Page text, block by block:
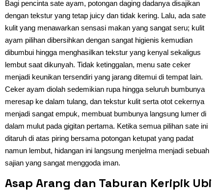
Bagi pencinta sate ayam, potongan daging dadanya disajikan
dengan tekstur yang tetap juicy dan tidak kering. Lalu, ada sate
kulit yang menawarkan sensasi makan yang sangat seru; kulit
ayam pilihan dibersihkan dengan sangat higienis kemudian
dibumbui hingga menghasilkan tekstur yang kenyal sekaligus
lembut saat dikunyah. Tidak ketinggalan, menu sate ceker
menjadi keunikan tersendiri yang jarang ditemui di tempat lain.
Ceker ayam diolah sedemikian rupa hingga seluruh bumbunya
meresap ke dalam tulang, dan tekstur kulit serta otot cekernya
menjadi sangat empuk, membuat bumbunya langsung lumer di
dalam mulut pada gigitan pertama. Ketika semua pilihan sate ini
ditaruh di atas piring bersama potongan ketupat yang padat
namun lembut, hidangan ini langsung menjelma menjadi sebuah
sajian yang sangat menggoda iman.
Asap Arang dan Taburan Keripik Ubi